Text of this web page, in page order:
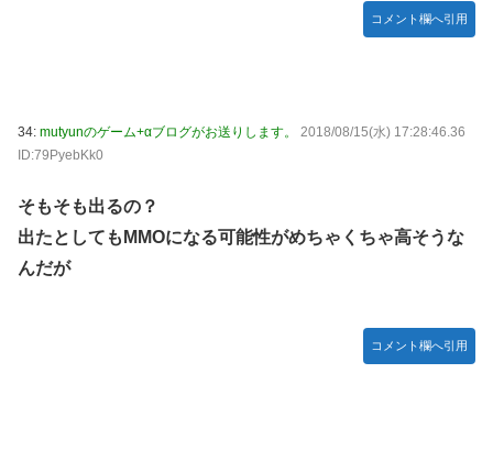
コメント欄へ引用
34: mutyunのゲーム+αブログがお送りします。
2018/08/15(水) 17:28:46.36
ID:79PyebKk0
そもそも出るの？
出たとしてもMMOになる可能性がめちゃくちゃ高そうな
んだが
コメント欄へ引用